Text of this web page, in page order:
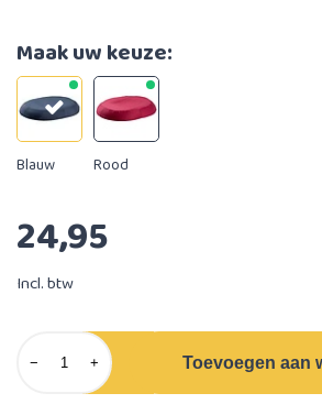
Maak uw keuze:
Blauw Rood
24,95
Incl. btw
− + Toevoegen aan